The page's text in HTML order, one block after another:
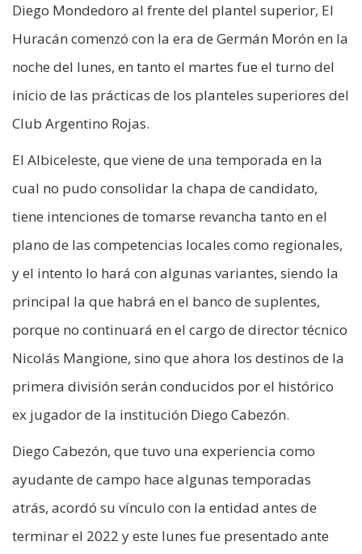
Diego Mondedoro al frente del plantel superior, El
Huracán comenzó con la era de Germán Morón en la
noche del lunes, en tanto el martes fue el turno del
inicio de las prácticas de los planteles superiores del
Club Argentino Rojas.
El Albiceleste, que viene de una temporada en la
cual no pudo consolidar la chapa de candidato,
tiene intenciones de tomarse revancha tanto en el
plano de las competencias locales como regionales,
y el intento lo hará con algunas variantes, siendo la
principal la que habrá en el banco de suplentes,
porque no continuará en el cargo de director técnico
Nicolás Mangione, sino que ahora los destinos de la
primera división serán conducidos por el histórico
ex jugador de la institución Diego Cabezón.
Diego Cabezón, que tuvo una experiencia como
ayudante de campo hace algunas temporadas
atrás, acordó su vínculo con la entidad antes de
terminar el 2022 y este lunes fue presentado ante